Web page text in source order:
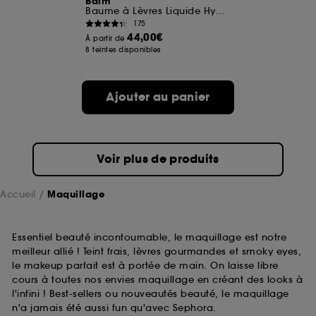
Baume à Lèvres Liquide Hydratation & Brillance
175
À partir de44,00€
8 teintes disponibles
Ajouter au panier
Voir plus de produits
Accueil Maquillage
Essentiel beauté incontournable, le maquillage est notre
meilleur allié ! Teint frais, lèvres gourmandes et smoky eyes,
le makeup parfait est à portée de main. On laisse libre
cours à toutes nos envies maquillage en créant des looks à
l'infini ! Best-sellers ou nouveautés beauté, le maquillage
n'a jamais été aussi fun qu'avec Sephora.
A l'exception des cookies techniques, le dépôt et la
lecture de ces traceurs requiert votre accord. Vous
pouvez personnaliser vos choix concernant le dépôt
choix" ci-dessous ou décider de "tout accepter".
Sephora pourra associer les informations de
navigation collectées par ces Cookies, pour les
sur "continuer sans accepter". Voous pouvez à tout
moment choisir de retirer votrte consentement. Si vous
souhaitez obtenir plus d'information sur les cookies